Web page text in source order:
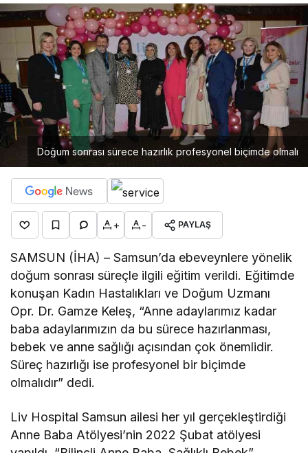
Doğum sonrası sürece hazırlık profesyonel biçimde olmalı
+ - PAYLAŞ
SAMSUN (İHA) – Samsun’da ebeveynlere yönelik
doğum sonrası süreçle ilgili eğitim verildi. Eğitimde
konuşan Kadın Hastalıkları ve Doğum Uzmanı
Opr. Dr. Gamze Keleş, “Anne adaylarımız kadar
baba adaylarımızın da bu sürece hazırlanması,
bebek ve anne sağlığı açısından çok önemlidir.
Süreç hazırlığı ise profesyonel bir biçimde
olmalıdır” dedi.
Liv Hospital Samsun ailesi her yıl gerçekleştirdiği
Anne Baba Atölyesi’nin 2022 Şubat atölyesi